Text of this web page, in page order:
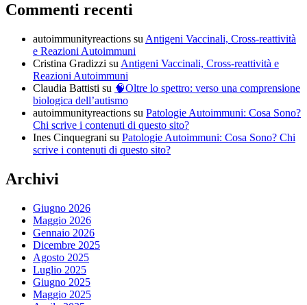
Commenti recenti
autoimmunityreactions su Antigeni Vaccinali, Cross-reattività
e Reazioni Autoimmuni
Cristina Gradizzi su Antigeni Vaccinali, Cross-reattività e
Reazioni Autoimmuni
Claudia Battisti su 🧠Oltre lo spettro: verso una comprensione
biologica dell’autismo
autoimmunityreactions su Patologie Autoimmuni: Cosa Sono?
Chi scrive i contenuti di questo sito?
Ines Cinquegrani su Patologie Autoimmuni: Cosa Sono? Chi
scrive i contenuti di questo sito?
Archivi
Giugno 2026
Maggio 2026
Gennaio 2026
Dicembre 2025
Agosto 2025
Luglio 2025
Giugno 2025
Maggio 2025